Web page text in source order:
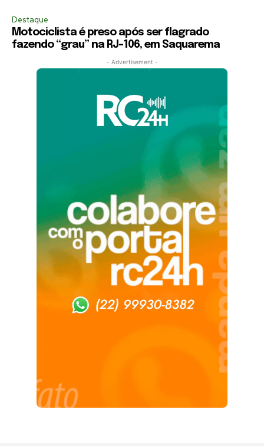
Destaque
Motociclista é preso após ser flagrado
fazendo “grau” na RJ-106, em Saquarema
- Advertisement -